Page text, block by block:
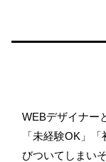
WEBデザイナー
「未経験OK」
びついてしまい